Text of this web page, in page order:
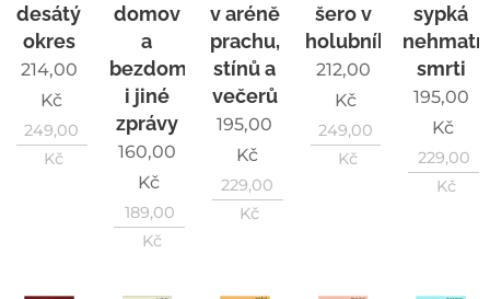
desátý
okres
214,00
Kč
249,00
Kč
domov
a
bezdomoví
i jiné
zprávy
160,00
Kč
189,00
Kč
v aréně
prachu,
stínů a
večerů
195,00
Kč
229,00
Kč
šero v
holubníku
212,00
Kč
249,00
Kč
sypká
smrti
195,00
Kč
229,00
Kč